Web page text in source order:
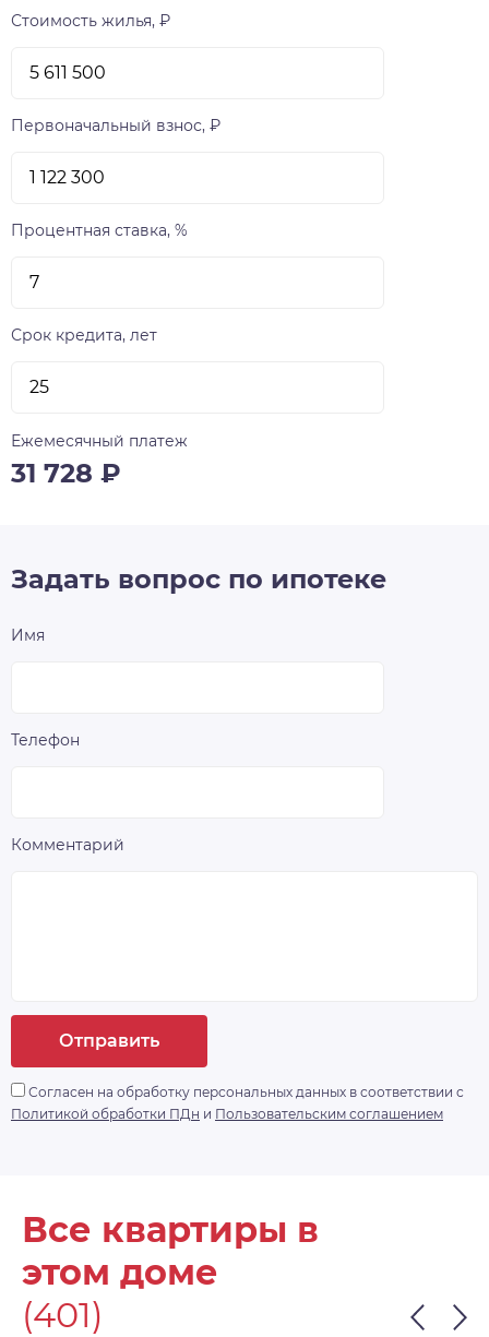
Стоимость жилья, ₽
Первоначальный взнос, ₽
Процентная ставка, %
Срок кредита, лет
Ежемесячный платеж
31 728 ₽
Задать вопрос по ипотеке
Имя
Телефон
Комментарий
Отправить
Согласен на обработку персональных данных в соответствии с
Политикой обработки ПДн и Пользовательским соглашением
Все квартиры в
этом доме
(401)